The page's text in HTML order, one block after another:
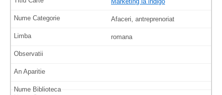
Afaceri, antreprenoriat
romana